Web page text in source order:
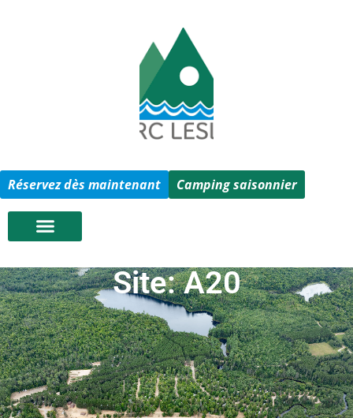
Réservez dès maintenant Camping saisonnier
Site: A20